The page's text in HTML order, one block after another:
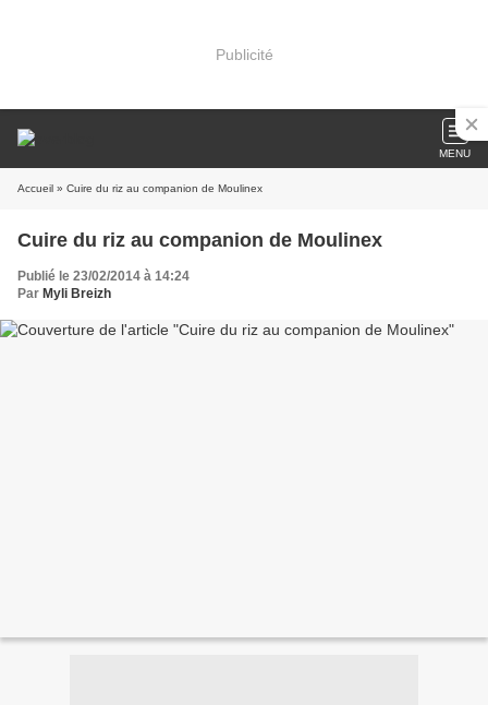
Publicité
MENU
Accueil » Cuire du riz au companion de Moulinex
Cuire du riz au companion de Moulinex
Publié le 23/02/2014 à 14:24
Par Myli Breizh